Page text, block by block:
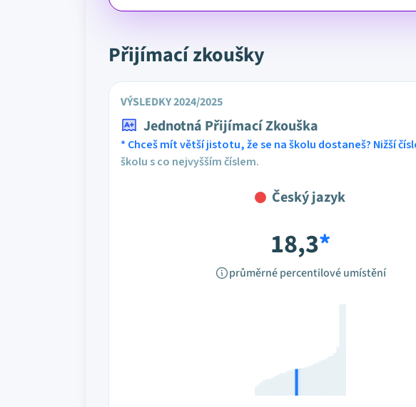
Přijímací zkoušky
VÝSLEDKY 2024/2025
Jednotná Přijímací Zkouška
* Chceš mít větší jistotu, že se na školu dostaneš? Nižší
školu s co nejvyšším číslem.
Český jazyk
18,3*
průměrné percentilové umístění